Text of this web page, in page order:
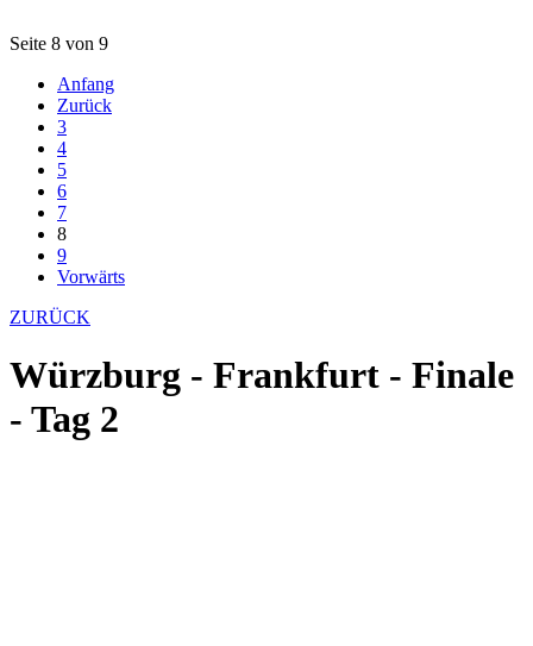
Seite 8 von 9
Anfang
Zurück
3
4
5
6
7
8
9
Vorwärts
ZURÜCK
Würzburg - Frankfurt - Finale
- Tag 2